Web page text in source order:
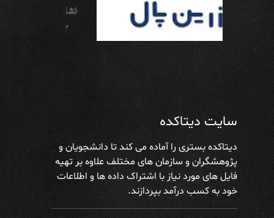
سایت دیتاکده
دیتاکده بستری را آماده می کند تا دانشجویان و
پژوهشگران و سازمان های مختلف علاوه بر تهیه
فایل های مورد نیاز با اشتراک داده ها و اطلاعات
خود به کسب درآمد بپردازند.